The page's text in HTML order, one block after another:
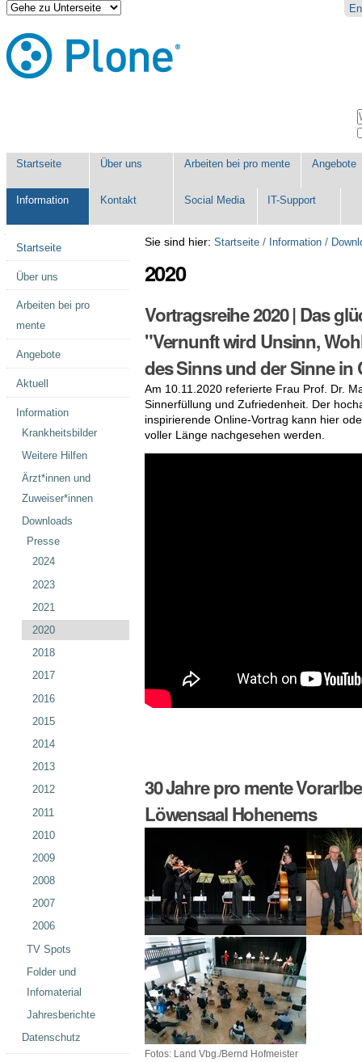
Direkt
zum
Inhalt
|
Direkt
zur
Benutzerspezifische
Werkzeuge
Startseite Über uns Arbeiten bei pro mente Angebote
Information Kontakt Social Media IT-Support
Sie sind hier: Startseite / Information /
2020
Vortragsreihe 2020 | Das
"Vernunft wird Unsinn,
des Sinns und der Sinne in
Am 10.11.2020 referierte Frau Prof. Dr.
Sinnerfüllung und Zufriedenheit. Der
inspirierende Online-Vortrag kann hier
voller Länge nachgesehen werden.
30 Jahre pro mente
Löwensaal Hohenems
Fotos: Land Vbg./Bernd Hofmeister
Startseite
Über uns
Arbeiten bei pro
mente
Angebote
Aktuell
Information
Krankheitsbilder
Weitere Hilfen
Ärzt*innen und
Zuweiser*innen
Downloads
Presse
2024
2023
2021
2020
2018
2017
2016
2015
2014
2013
2012
2011
2010
2009
2008
2007
2006
TV Spots
Folder und
Infomaterial
Jahresberichte
Datenschutz